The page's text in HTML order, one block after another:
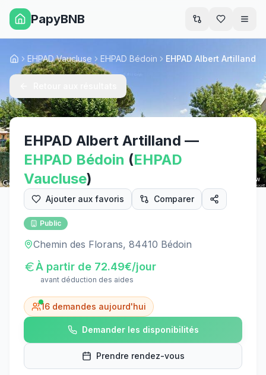
PapyBNB
Street View
AccueilEHPAD Vaucluse EHPAD Bédoin EHPAD Albert Artilland
EHPAD Albert Artilland —
EHPAD Bédoin (EHPAD
Vaucluse)
Ajouter aux favoris Comparer
Public
Chemin des Florans, 84410 Bédoin
À partir de 72.49€/jour
avant déduction des aides
16 demandes aujourd'hui
Demander les disponibilités
Prendre rendez-vous